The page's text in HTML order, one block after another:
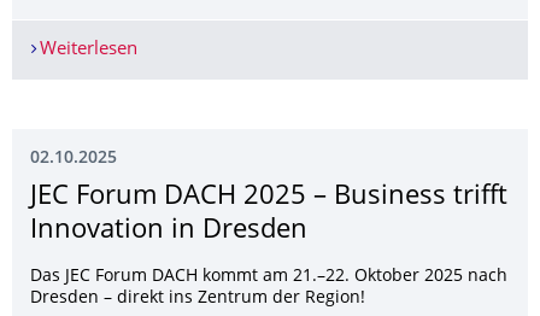
Weiterlesen
02.10.2025
JEC Forum DACH 2025 – Business trifft
Innovation in Dresden
Das JEC Forum DACH kommt am 21.–22. Oktober 2025 nach
Dresden – direkt ins Zentrum der Region!